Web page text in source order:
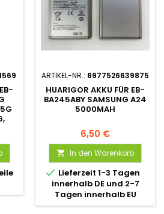
ARTIKEL-NR.: 6977526639875
HUARIGOR AKKU FÜR EB-
BA245ABY SAMSUNG A24
5000MAH
6,50 €
 In den Warenkorb
 Lieferzeit 1-3 Tagen
innerhalb DE und 2-7
Tagen innerhalb EU